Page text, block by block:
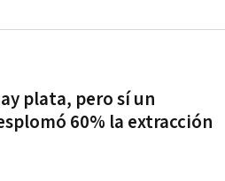
plata, pero sí un
60% la extracción